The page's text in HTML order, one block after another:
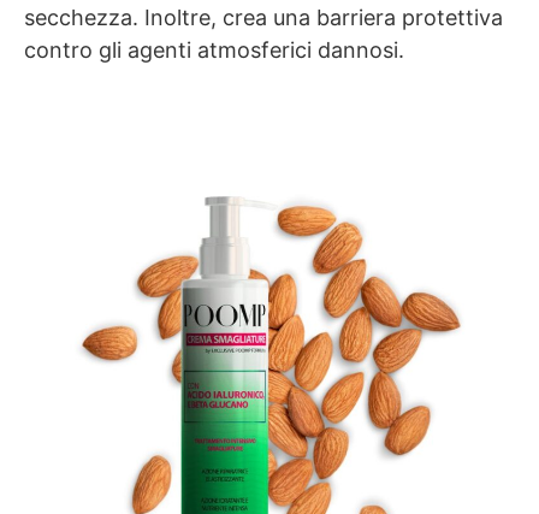
secchezza. Inoltre, crea una barriera protettiva
contro gli agenti atmosferici dannosi.